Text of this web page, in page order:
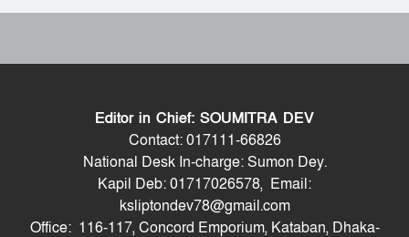
ফাইনালে হেরে যা বললেন স্কালোনি
বিশ্বকাপ শেষে আর্জেন্টিনা দলে আর দেখা যাবে না যে
৯ তারকাকে
Moulvibazar Observes July Mass Uprising
মৌলভীবাজারে যথাযোগ্য মর্যাদায় পালিত জুলাই
গণঅভ্যুত্থান দিবস
কুষ্টিয়ায় নানা আয়োজনে জুলাই গণঅভ্যুত্থান দিবস
পালিত
Editor in Chief: SOUMITRA DEV
Contact: 017111-66826
National Desk In-charge: Sumon Dey.
Kapil Deb: 01717026578, Email:
ksliptondev78@gmail.com
Office: 116-117, Concord Emporium, Kataban, Dhaka-